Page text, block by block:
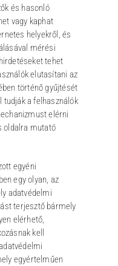
és hasonló
vagy kaphat
helyekről, és
mérési
tehet
elutasítani az
történő gyűjtését
tudják a felhasználók
elérni
oldalra mutató
egyéni
egy olyan, az
adatvédelmi
terjesztő bármely
elérhető,
kell
egyértelműen